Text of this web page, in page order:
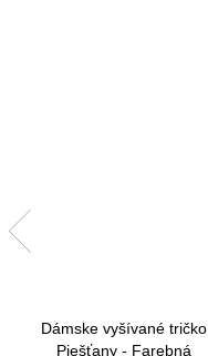
Dámske vyšívané tričko
Piešťany - Farebná